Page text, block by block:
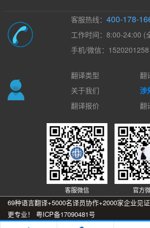
客服热线：400-178-
工作时间：8:00-24:00 (
手机/微信：
翻译类型
翻
关于我们
涉
翻译报价
翻
客服微信 官方
69种语言翻译+5000名译员协作+2000家企业见
更专业！ 粤ICP备17090481号